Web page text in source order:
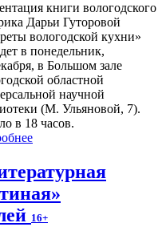
книги вологодского
Дарьи Гуторовой
вологодской кухни»
в понедельник,
в Большом зале
областной
научной
(М. Ульяновой, 7).
в 18 часов.
16+